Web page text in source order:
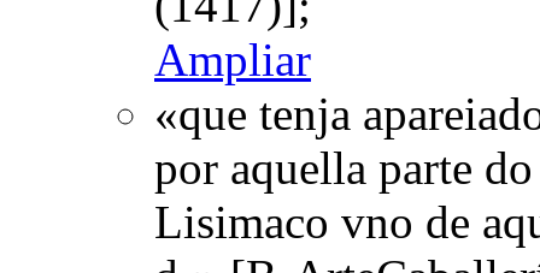
Ampliar
«que tenja
por aquella parte
Lisimaco vno de